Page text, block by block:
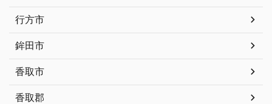
行方市
鉾田市
香取市
香取郡